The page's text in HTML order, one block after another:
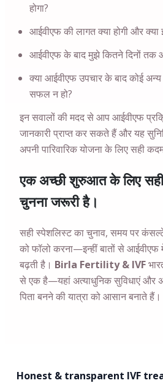
होगा?
आईवीएफ की लागत क्या होगी और क्या
आईवीएफ के बाद मुझे कितने दिनों तक
क्या आईवीएफ उपचार के बाद कोई
सफल न हो?
इन सवालों की मदद से आप आईवीएफ
जानकारी प्राप्त कर सकते हैं और यह
अपनी पारिवारिक योजना के लिए सही
एक अच्छी शुरुआत के लिए
चुनना जरूरी है।
सही स्पेशलिस्ट का चुनाव, समय पर
को फॉलो करना—इन्हीं बातों से
बढ़ती है। Birla Fertility & IVF
से एक है—यहां अत्याधुनिक सुविधाएं और
पिता बनने की यात्रा को आसान बनाते हैं।
Honest & transparent IVF